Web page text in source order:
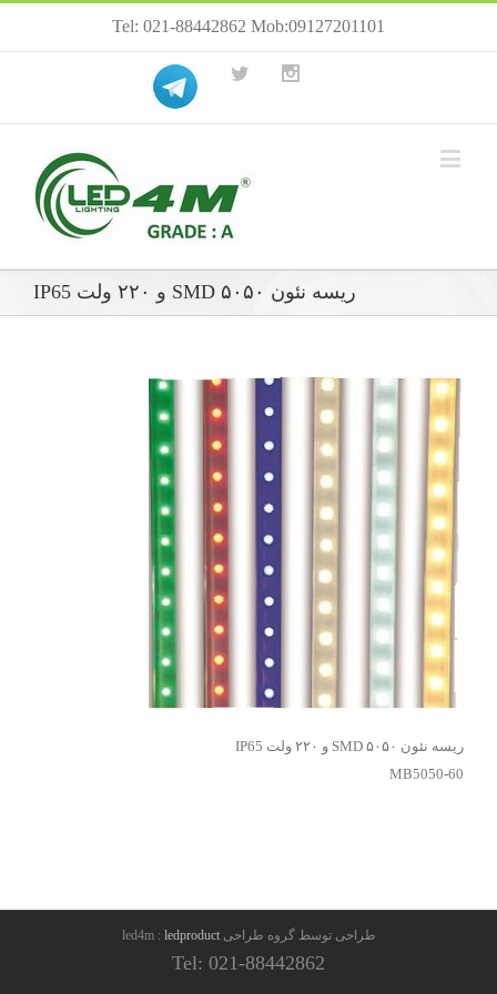
Tel: 021-88442862 Mob:09127201101
ریسه نئون ۵۰۵۰ SMD و ۲۲۰ ولت IP65
ریسه نئون ۵۰۵۰ SMD و ۲۲۰ ولت IP65
MB5050-60
طراحی توسط گروه طراحی led4m :ledproduct
Tel: 021-88442862